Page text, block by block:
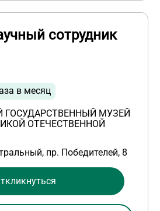
сотрудник
в месяц
ГОСУДАРСТВЕННЫЙ МУЗЕЙ
ОТЕЧЕСТВЕННОЙ
пр. Победителей, 8